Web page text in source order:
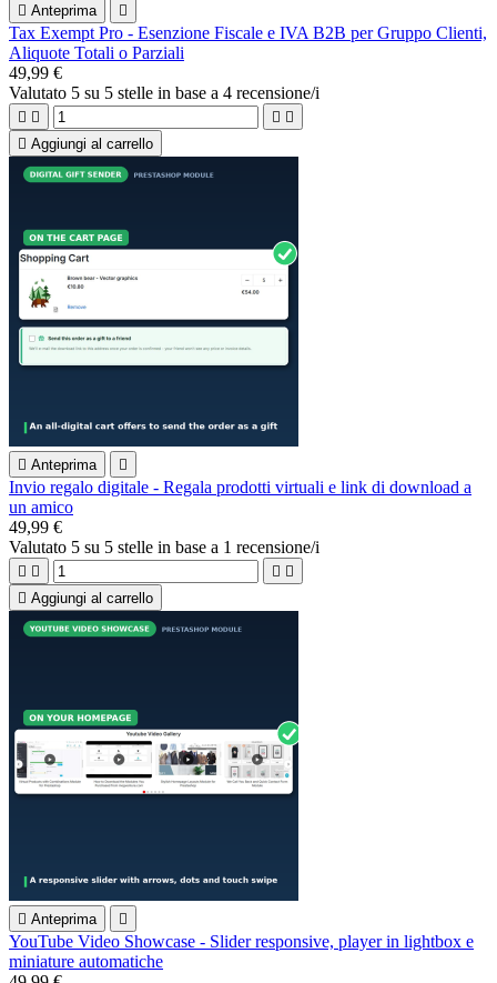
 Anteprima 
Tax Exempt Pro - Esenzione Fiscale e IVA B2B per Gruppo Clienti,
Aliquote Totali o Parziali
49,99 €
Valutato 5 su 5 stelle in base a 4 recensione/i
   
 Aggiungi al carrello
 Anteprima 
Invio regalo digitale - Regala prodotti virtuali e link di download a
un amico
49,99 €
Valutato 5 su 5 stelle in base a 1 recensione/i
   
 Aggiungi al carrello
 Anteprima 
YouTube Video Showcase - Slider responsive, player in lightbox e
miniature automatiche